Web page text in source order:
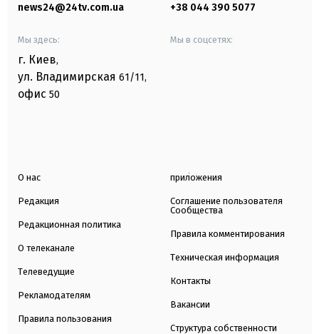
news24@24tv.com.ua +38 044 390 5077
Мы здесь:
г. Киев,
ул. Владимирская 61/11,
офис 50
Мы в соцсетях:
О нас
Редакция
Редакционная политика
О телеканале
Телеведущие
Рекламодателям
Правила пользования
приложения
Соглашение пользователя
Сообщества
Правила комментирования
Техническая информация
Контакты
Вакансии
Структура собственности